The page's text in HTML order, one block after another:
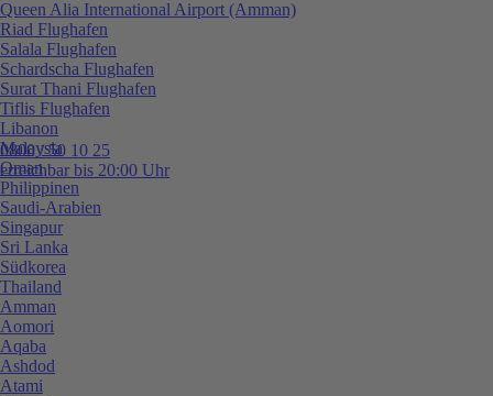
0800 / 50 10 25
erreichbar bis 20:00 Uhr
Queen Alia International Airport (Amman)
Riad Flughafen
Salala Flughafen
Schardscha Flughafen
Surat Thani Flughafen
Tiflis Flughafen
Libanon
Malaysia
Oman
Philippinen
Saudi-Arabien
Singapur
Sri Lanka
Südkorea
Thailand
Amman
Aomori
Aqaba
Ashdod
Atami